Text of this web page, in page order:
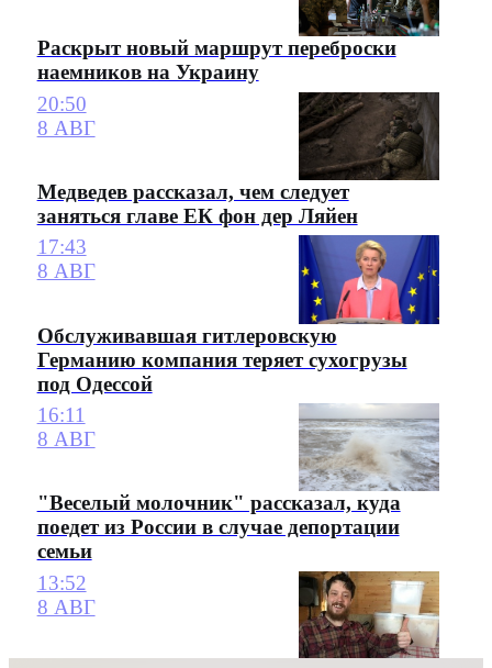
Раскрыт новый маршрут переброски
наемников на Украину
20:50
8 АВГ
Медведев рассказал, чем следует
заняться главе ЕК фон дер Ляйен
17:43
8 АВГ
Обслуживавшая гитлеровскую
Германию компания теряет сухогрузы
под Одессой
16:11
8 АВГ
"Веселый молочник" рассказал, куда
поедет из России в случае депортации
семьи
13:52
8 АВГ